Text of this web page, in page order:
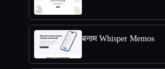
बनाम Whisper Memos